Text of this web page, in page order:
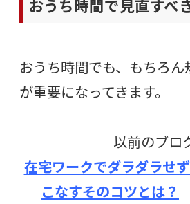
おうち時間で見直すべ
おうち時間でも、もちろ
が重要になってきます。
以前のブロ
在宅ワークでダラダラせ
こなすそのコツとは？